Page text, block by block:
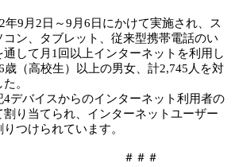
年9月2日～9月6日にかけて実施され、ス
ン、タブレット、従来型携帯電話のい
して月1回以上インターネットを利用し
歳（高校生）以上の男女、計2,745人を対
。
デバイスからのインターネット利用者の
割り当てられ、インターネットユーザー
つけられています。
＃